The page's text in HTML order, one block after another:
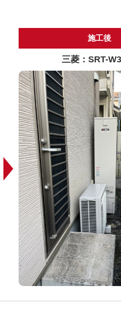
施工後
三菱：SRT-